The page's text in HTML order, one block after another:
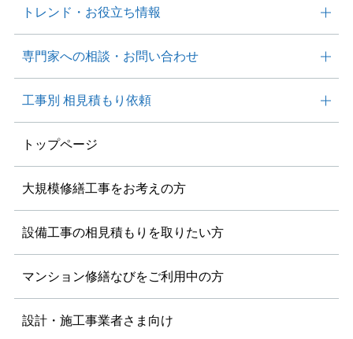
トレンド・ お役⽴ち情報
専⾨家への相談・ お問い合わせ
工事別 相見積もり依頼
トップページ
大規模修繕工事をお考えの方
設備工事の相見積もりを取りたい方
マンション修繕なびをご利用中の方
設計・施工事業者さま向け